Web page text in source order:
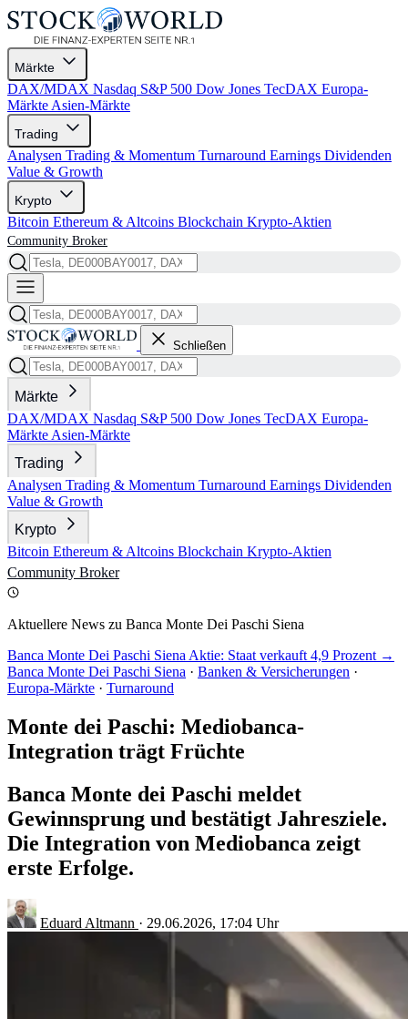
Märkte
DAX/MDAX Nasdaq S&P 500 Dow Jones TecDAX Europa-
Märkte Asien-Märkte
Trading
Analysen Trading & Momentum Turnaround Earnings Dividenden
Value & Growth
Krypto
Bitcoin Ethereum & Altcoins Blockchain Krypto-Aktien
Community Broker
Schließen
Märkte
DAX/MDAX Nasdaq S&P 500 Dow Jones TecDAX Europa-
Märkte Asien-Märkte
Trading
Analysen Trading & Momentum Turnaround Earnings Dividenden
Value & Growth
Krypto
Bitcoin Ethereum & Altcoins Blockchain Krypto-Aktien
Community Broker
Aktuellere News zu Banca Monte Dei Paschi Siena
Banca Monte Dei Paschi Siena Aktie: Staat verkauft 4,9 Prozent →
Banca Monte Dei Paschi Siena · Banken & Versicherungen ·
Europa-Märkte · Turnaround
Monte dei Paschi: Mediobanca-
Integration trägt Früchte
Banca Monte dei Paschi meldet
Gewinnsprung und bestätigt Jahresziele.
Die Integration von Mediobanca zeigt
erste Erfolge.
Eduard Altmann · 29.06.2026, 17:04 Uhr